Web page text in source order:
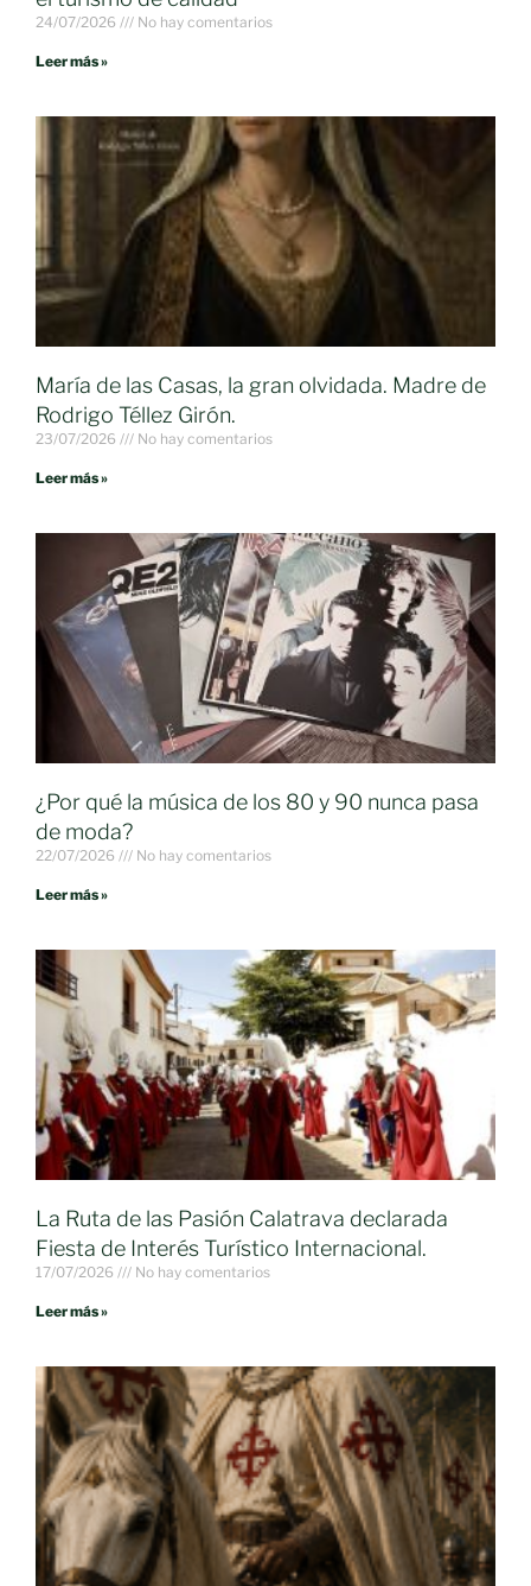
24/07/2026 No hay comentarios
Leer más »
María de las Casas, la gran olvidada. Madre de
Rodrigo Téllez Girón.
23/07/2026 No hay comentarios
Leer más »
¿Por qué la música de los 80 y 90 nunca pasa
de moda?
22/07/2026 No hay comentarios
Leer más »
La Ruta de las Pasión Calatrava declarada
Fiesta de Interés Turístico Internacional.
17/07/2026 No hay comentarios
Leer más »